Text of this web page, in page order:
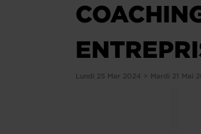
Lundi 25 Mar 2024 > Mardi 21 Mai